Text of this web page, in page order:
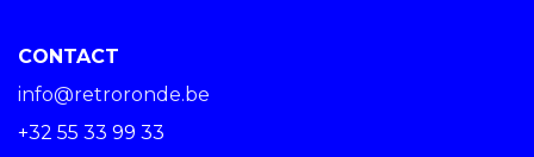
CONTACT
info@retroronde.be
+32 55 33 99 33